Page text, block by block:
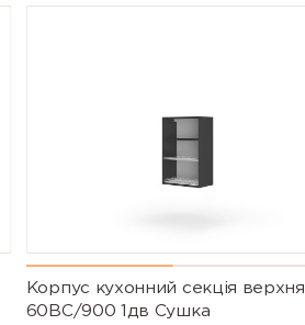
Корпус кухонний секцiя верхня
60ВС/900 1дв Сушка